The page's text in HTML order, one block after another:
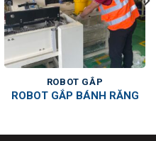
ROBOT GẮP
ROBOT GẮP BÁNH RĂNG